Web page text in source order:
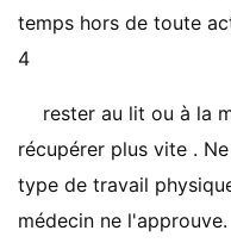
temps hors de toute
4
rester au lit ou à la
récupérer plus vite .
type de travail
médecin ne l'approuve.